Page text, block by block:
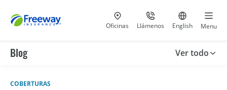
Visita nuestras
Oficinas Llámenos
al 800-441-5533
Ir al sitio
English Menu
Blog Ver todo
COBERTURAS